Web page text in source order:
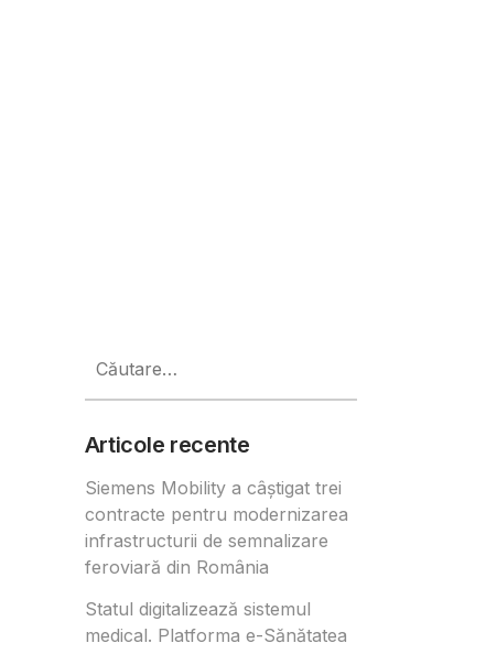
după:
Articole recente
Siemens Mobility a câștigat trei
contracte pentru modernizarea
infrastructurii de semnalizare
feroviară din România
Statul digitalizează sistemul
medical. Platforma e-Sănătatea